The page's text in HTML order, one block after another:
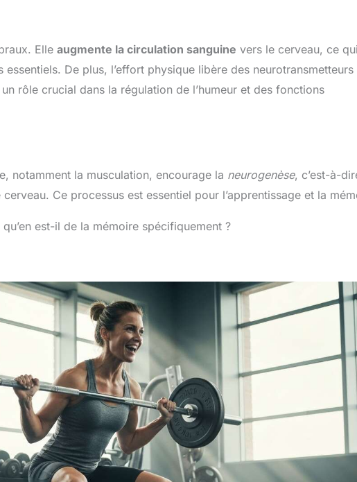
Elle augmente la circulation sanguine vers le cerveau, ce qui
De plus, l’effort physique libère des neurotransmetteurs
rôle crucial dans la régulation de l’humeur et des fonctions
notamment la musculation, encourage la neurogenèse, c’est-à-
Ce processus est essentiel pour l’apprentissage et la
est-il de la mémoire spécifiquement ?